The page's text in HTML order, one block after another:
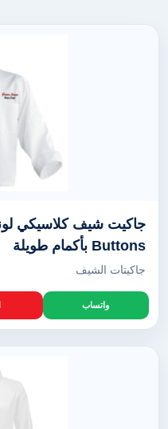
Buttons بأكمام طويلة
جاكيتات الشيف
واتساب